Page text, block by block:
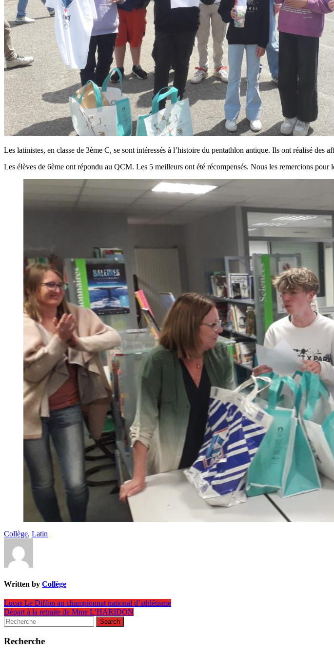
Les latinistes, en classe de 3ème C, se sont intéressés à l’histoire du pentathlon antique. Ils ont réalisé des
Les élèves de 6ème ont répondu au QCM. Les 5 meilleurs ont été récompensés. Nous les remercions pour
Collège, Latin
Written by Collège
Navigation
de
Lucas Le Diffon au championnat national d’athlétisme
Départ à la retraite de Mme L’HARIDON
Search
for:
Recherche